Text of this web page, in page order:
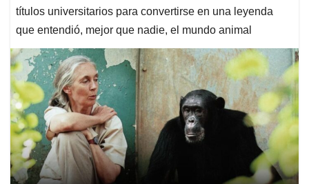
títulos universitarios para convertirse en una leyenda
que entendió, mejor que nadie, el mundo animal